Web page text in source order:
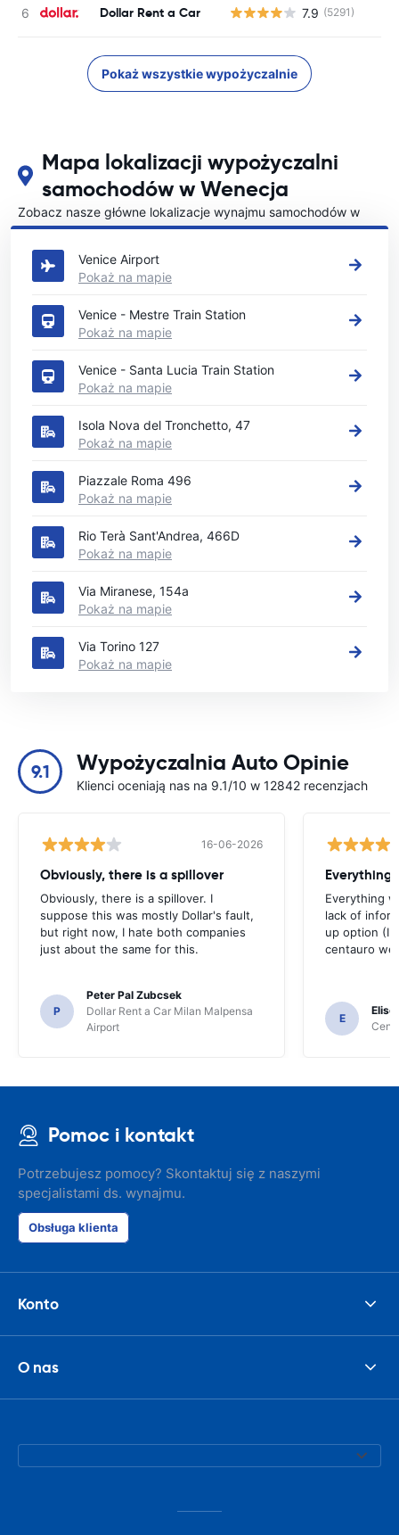
Dollar Rent a Car 7.9 (5291)
Pokaż wszystkie wypożyczalnie
Mapa lokalizacji wypożyczalni
samochodów w Wenecja
Zobacz nasze główne lokalizacje wynajmu samochodów w
Wenecja
Venice Airport
Pokaż na mapie
Venice - Mestre Train Station
Pokaż na mapie
Venice - Santa Lucia Train Station
Pokaż na mapie
Isola Nova del Tronchetto, 47
Pokaż na mapie
Piazzale Roma 496
Pokaż na mapie
Rio Terà Sant'Andrea, 466D
Pokaż na mapie
Via Miranese, 154a
Pokaż na mapie
Via Torino 127
Pokaż na mapie
9.1 Wypożyczalnia Auto Opinie
Klienci oceniają nas na 9.1/10 w 12842 recenzjach
16-06-2026
Obviously, there is a spillover
Obviously, there is a spillover. I
suppose this was mostly Dollar's fault,
but right now, I hate both companies
just about the same for this.
P
Peter Pal Zubcsek
Dollar Rent a Car Milan Malpensa
Airport
Everything
Everything
lack of
up option (I
centauro
E
Pomoc i kontakt
Potrzebujesz pomocy? Skontaktuj się z naszymi
specjalistami ds. wynajmu.
Obsługa klienta
Konto
O nas